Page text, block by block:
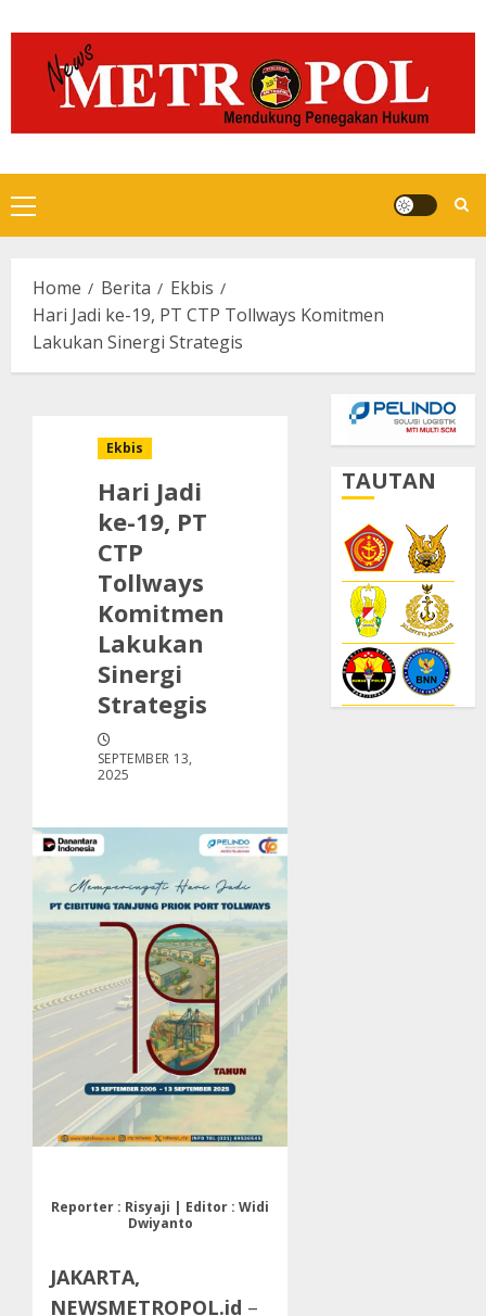
to
content
Primary
Menu
Home Berita
Ekbis
Hari Jadi ke-19, PT CTP Tollways Komitmen
Lakukan Sinergi Strategis
Ekbis
Hari Jadi
ke-19, PT
CTP
Tollways
Komitmen
Lakukan
Sinergi
Strategis
SEPTEMBER 13,
2025
Reporter : Risyaji | Editor : Widi
Dwiyanto
JAKARTA,
NEWSMETROPOL.id –
TAUTAN